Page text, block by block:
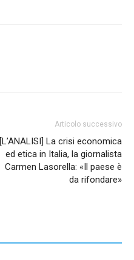
Articolo successivo
[L’ANALISI] La crisi economica
ed etica in Italia, la giornalista
Carmen Lasorella: «Il paese è
da rifondare»